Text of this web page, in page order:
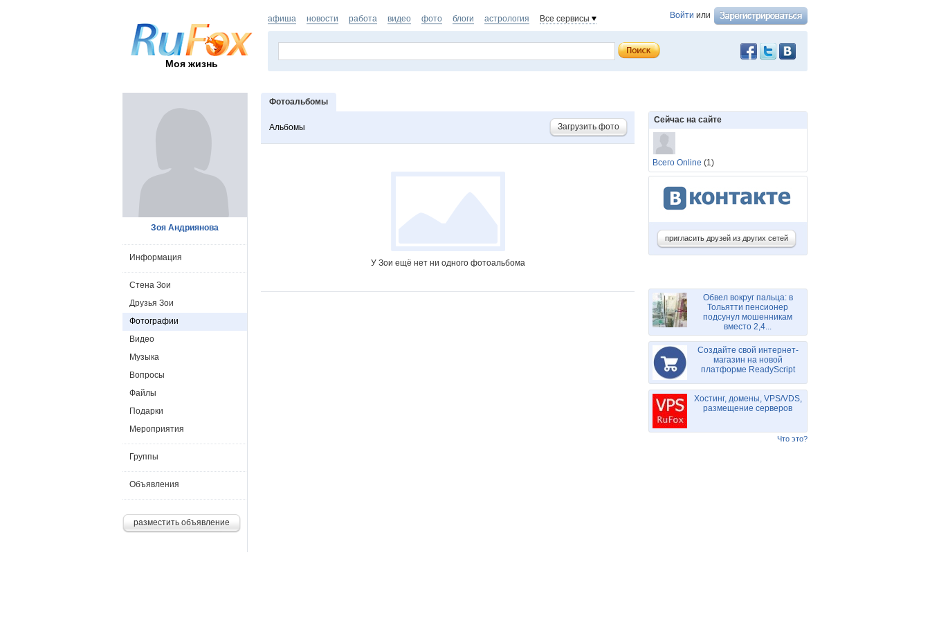
Моя жизнь
Войти или
афиша новости работа видео фото блоги астрология Все сервисы
Фотоальбомы
Альбомы Загрузить фото
У Зои ещё нет ни одного фотоальбома
Зоя Андриянова
Информация
Стена Зои
Друзья Зои
Фотографии
Видео
Музыка
Вопросы
Файлы
Подарки
Мероприятия
Группы
Объявления
разместить объявление
Сейчас на сайте
Всего Online (1)
пригласить друзей из других сетей
Обвел вокруг пальца: в
Тольятти пенсионер
подсунул мошенникам
вместо 2,4...
Создайте свой интернет-
магазин на новой
платформе ReadyScript
Хостинг, домены, VPS/VDS,
размещение серверов
Что это?